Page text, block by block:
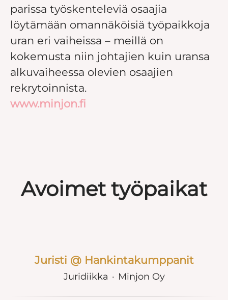
parissa työskenteleviä osaajia
löytämään omannäköisiä työpaikkoja
uran eri vaiheissa – meillä on
kokemusta niin johtajien kuin uransa
alkuvaiheessa olevien osaajien
rekrytoinnista.
www.minjon.fi
Avoimet työpaikat
Juristi @ Hankintakumppanit
Juridiikka · Minjon Oy